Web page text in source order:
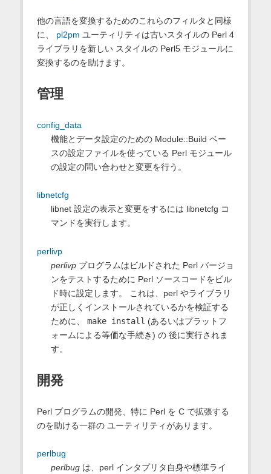
他の言語を変換するためのこれらのフィルタと同様
に、 pl2pm ユーティリティは古いスタイルの Perl 4
ライブラリを新しい スタイルの Perl5 モジュールに
変換するのを助けます。
管理
config_data
機能とデータ設定のための Module::Build ベー
スの設定ファイルを使っている Perl モジュール
の設定の問い合わせと変更を行う。
libnetcfg
libnet 設定の表示と変更をするには libnetcfg コ
マンドを実行します。
perlivp
perlivpプログラムはビルドされた Perl バージョ
ンをテストするために Perl ソースコードをビル
ド時に設定します。 これは、perl やライブラリ
が正しくインストールされているかを検証する
ために、 make install (あるいはプラットフ
ォームによる等価な手続き) の 後に実行されま
す。
開発
Perl プログラムの開発、特に Perl を C で拡張する
のを助ける一群の ユーティリティがあります。
perlbug
perlbugは、perl インタプリタ自身や標準ライ